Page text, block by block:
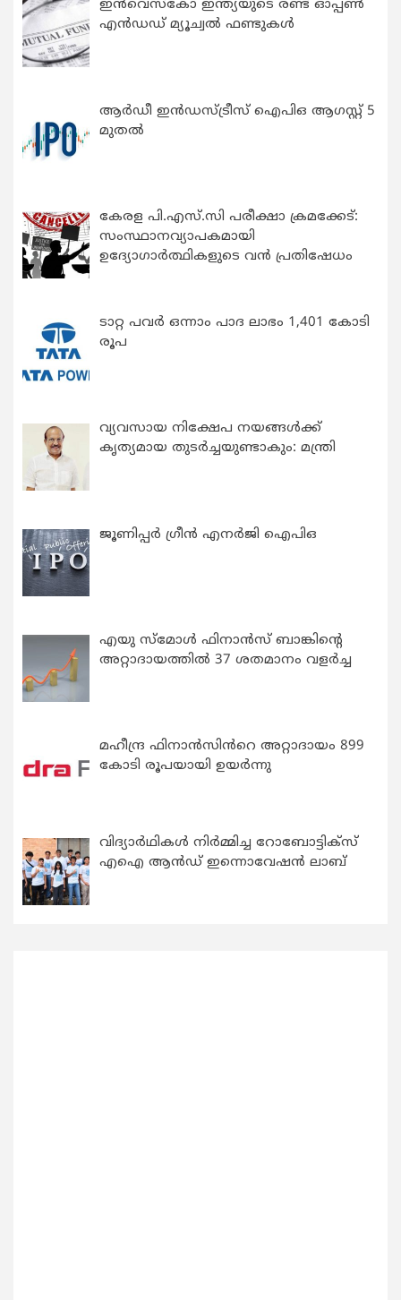
ഇന്‍വെസ്കോ ഇന്ത്യയുടെ രണ്ട് ഓപ്പണ്‍
എന്‍ഡഡ് മ്യൂച്വല്‍ ഫണ്ടുകള്‍
ആർഡീ ഇൻഡസ്ട്രീസ് ഐപിഒ ആഗസ്റ്റ് 5
മുതൽ
കേരള പി.എസ്.സി പരീക്ഷാ ക്രമക്കേട്:
സംസ്ഥാനവ്യാപകമായി
ഉദ്യോഗാര്‍ത്ഥികളുടെ വന്‍ പ്രതിഷേധം
ടാറ്റ പവർ ഒന്നാം പാദ ലാഭം 1,401 കോടി
രൂപ
വ്യവസായ നിക്ഷേപ നയങ്ങള്‍ക്ക്
കൃത്യമായ തുടര്‍ച്ചയുണ്ടാകും: മന്ത്രി
ജൂണിപ്പർ ഗ്രീൻ എനർജി ഐപിഒ
എയു സ്‌മോൾ ഫിനാൻസ് ബാങ്കിന്റെ
അറ്റാദായത്തിൽ 37 ശതമാനം വളർച്ച
മഹീന്ദ്ര ഫിനാൻസിൻറെ അറ്റാദായം 899
കോടി രൂപയായി ഉയർന്നു
വിദ്യാര്‍ഥികള്‍ നിര്‍മ്മിച്ച റോബോട്ടിക്സ്
എഐ ആന്‍ഡ് ഇന്നൊവേഷന്‍ ലാബ്